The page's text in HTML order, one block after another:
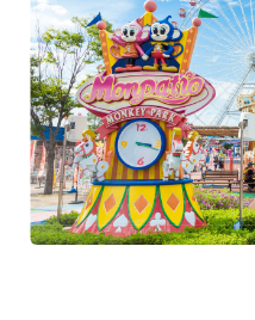
特別車チケットレス
名鉄定期券web予約サービス
臨時列車情報
路線・駅情報
電車沿線ハイキング
歩いて巡拝（まいる）知多
お知らせ一覧
よくあるご質問
企業情報